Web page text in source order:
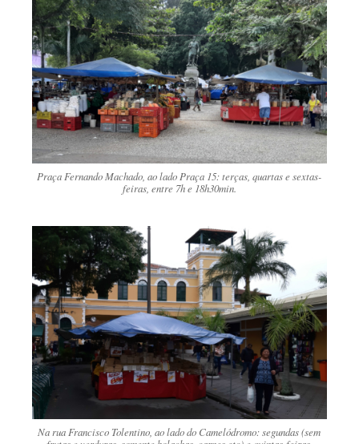
Praça Fernando Machado, ao lado Praça 15: terças, quartas e sextas-
feiras, entre 7h e 18h30min.
Na rua Francisco Tolentino, ao lado do Camelódromo: segundas (sem